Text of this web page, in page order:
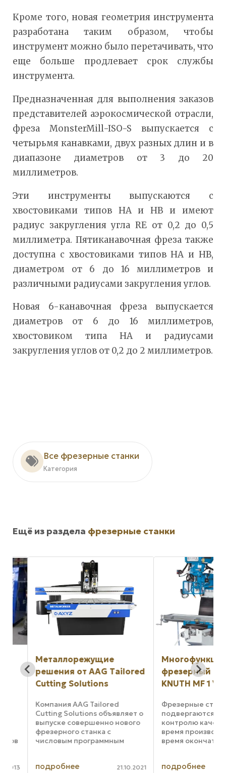
Кроме того, новая геометрия инструмента
разработана таким образом, чтобы
инструмент можно было перетачивать, что
еще больше продлевает срок службы
инструмента.
Предназначенная для выполнения заказов
представителей аэрокосмической отрасли,
фреза MonsterMill-ISO-S выпускается с
четырьмя канавками, двух разных длин и в
диапазоне диаметров от 3 до 20
миллиметров.
Эти инструменты выпускаются с
хвостовиками типов HA и HB и имеют
радиус закругления угла RE от 0,2 до 0,5
миллиметра. Пятиканавочная фреза также
доступна с хвостовиками типов HA и HB,
диаметром от 6 до 16 миллиметров и
различными радиусами закругления углов.
Новая 6-канавочная фреза выпускается
диаметров от 6 до 16 миллиметров,
хвостовиком типа HA и радиусами
закругления углов от 0,2 до 2 миллиметров.
Все фрезерные станки
Категория
Ещё из раздела фрезерные станки
Металлорежущие
решения от AAG Tailored
Cutting Solutions
Компания AAG Tailored
Cutting Solutions объявляет о
выпуске совершенно нового
фрезерного станка с
числовым программным
гидроабразивного станка
подробнее 21.10.2021
фрезерный
KNUTH MF 1 VKP
Фрезерные станки
подвергаются
контролю качества
время
время
заказчикам.
подробнее